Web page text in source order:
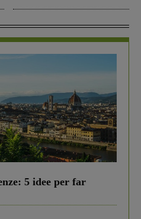
5 idee per far